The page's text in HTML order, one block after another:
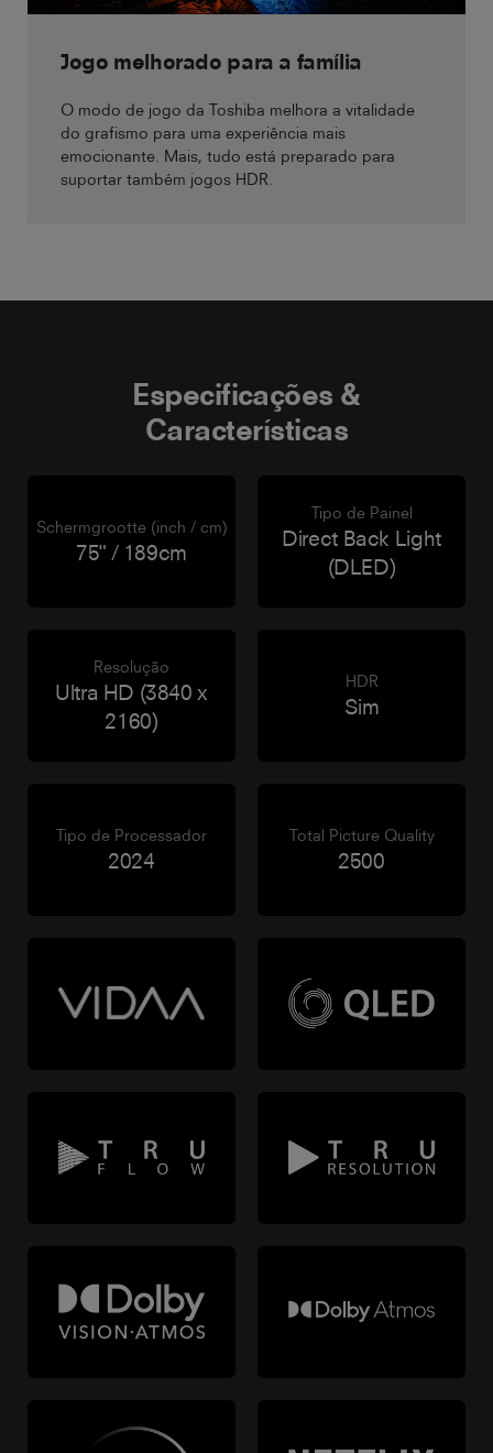
Jogo melhorado para a família
O modo de jogo da Toshiba melhora a vitalidade
do grafismo para uma experiência mais
emocionante. Mais, tudo está preparado para
suportar também jogos HDR.
Especificações &
Características
Schermgrootte (inch / cm)
75" / 189cm
Tipo de Painel
Direct Back Light
(DLED)
Resolução
Ultra HD (3840 x
2160)
HDR
Sim
Tipo de Processador
2024
Total Picture Quality
2500